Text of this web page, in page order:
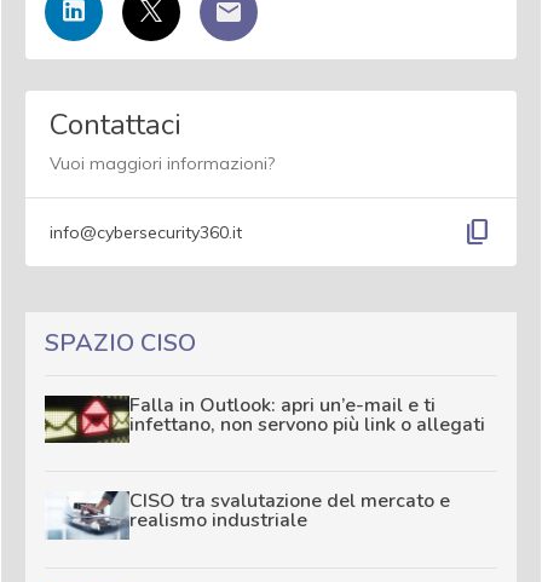
Contattaci
Vuoi maggiori informazioni?
info@cybersecurity360.it content_copy
SPAZIO CISO
Falla in Outlook: apri un’e-mail e ti
infettano, non servono più link o allegati
CISO tra svalutazione del mercato e
realismo industriale